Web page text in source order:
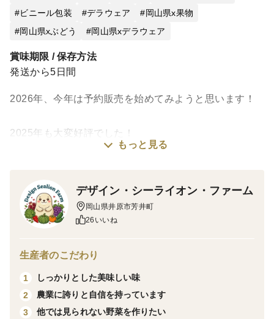
ビニール包装 デラウェア
岡山県x果物
岡山県xぶどう
岡山県xデラウェア
賞味期限 / 保存方法
発送から5日間
2026年、今年は予約販売を始めてみようと思います！
2025年も大変好評でした！
2024年は、半分を害獣に食べられてしまいました。
対策はしておりますが、害虫・害獣被害にあいやすいで
すので、
---------------------------------------------------------------------------
もっと見る
デザイン・シーライオン・ファーム
岡山県井原市芳井町
26いいね
生産者のこだわり
1
しっかりとした美味しい味
2
農業に誇りと自信を持っています
3
他では見られない野菜を作りたい